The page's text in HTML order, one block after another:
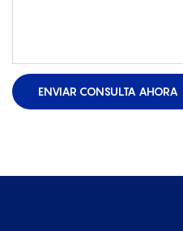
ENVIAR CONSULTA AHORA